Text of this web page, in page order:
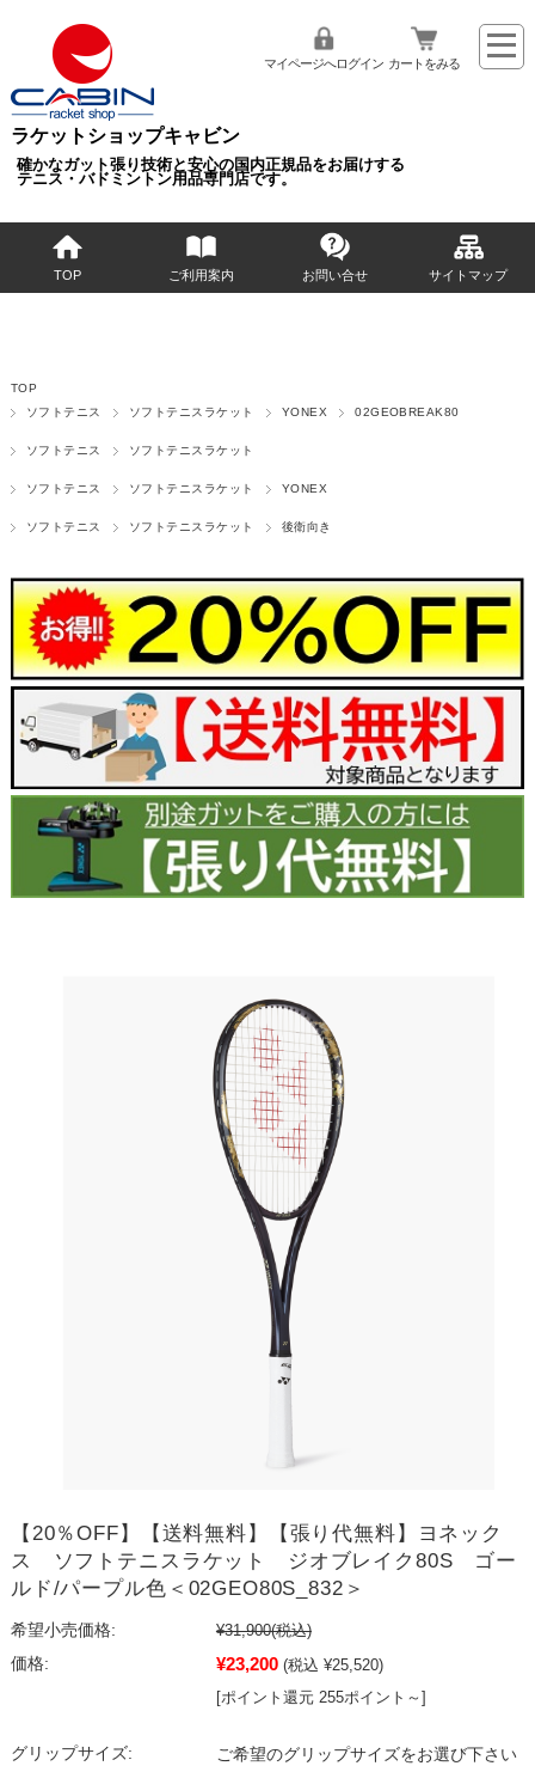
ラケットショップキャビン
確かなガット張り技術と安心の国内正規品をお届けする
テニス・バドミントン用品専門店です。
マイページへログイン カートをみる
TOP ご利用案内 お問い合せ サイトマップ
TOP
ソフトテニス
ソフトテニスラケット YONEX 02GEOBREAK80
ソフトテニス ソフトテニスラケット
ソフトテニス ソフトテニスラケット YONEX
ソフトテニス ソフトテニスラケット 後衛向き
【20％OFF】【送料無料】【張り代無料】ヨネック
ス ソフトテニスラケット ジオブレイク80S ゴー
ルド/パープル色＜02GEO80S_832＞
希望小売価格: ¥31,900(税込)
価格:
¥23,200 (税込 ¥25,520)
[ポイント還元 255ポイント～]
グリップサイズ: ご希望のグリップサイズをお選び下さい